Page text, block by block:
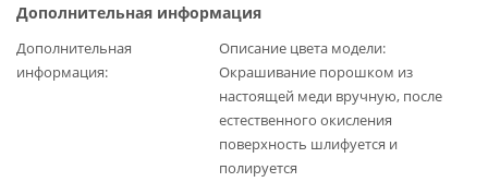
Дополнительная информация
Дополнительная
информация
Описание цвета модели:
Окрашивание порошком из
настоящей меди вручную, после
естественного окисления
поверхность шлифуется и
полируется